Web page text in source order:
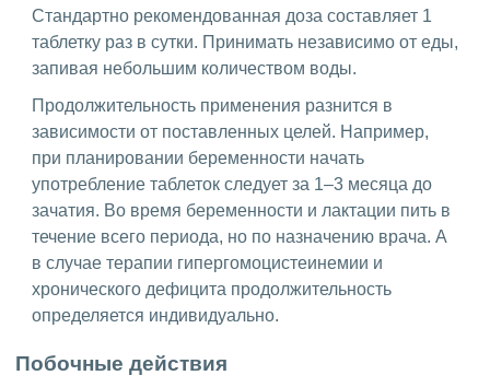
Стандартно рекомендованная доза составляет 1
таблетку раз в сутки. Принимать независимо от еды,
запивая небольшим количеством воды.
Продолжительность применения разнится в
зависимости от поставленных целей. Например,
при планировании беременности начать
употребление таблеток следует за 1–3 месяца до
зачатия. Во время беременности и лактации пить в
течение всего периода, но по назначению врача. А
в случае терапии гипергомоцистеинемии и
хронического дефицита продолжительность
определяется индивидуально.
Побочные действия